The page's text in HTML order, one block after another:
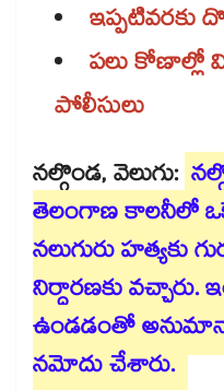
ఇప్పటివరకు
పలు కోణాల్లో
పోలీసులు
నల్గొండ, వెలుగు:
తెలంగాణ కాలనీలో
నలుగురు హత్యకు
నిర్ధారణకు
ఉండడంతో
నమోదు చేశారు.